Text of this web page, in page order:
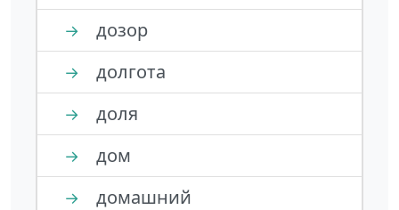
→ дозор
→ долгота
→ доля
→ дом
→ домашний